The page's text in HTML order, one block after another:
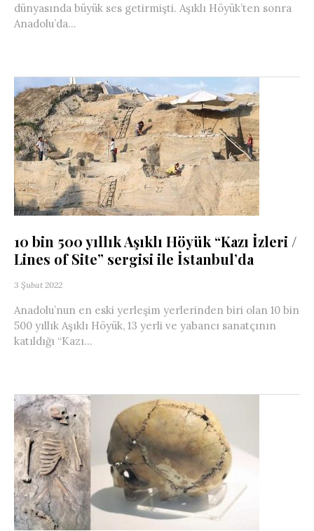
dünyasında büyük ses getirmişti. Aşıklı Höyük’ten sonra
Anadolu’da...
10 bin 500 yıllık Aşıklı Höyük “Kazı İzleri /
Lines of Site” sergisi ile İstanbul’da
3 Şubat 2022
Anadolu’nun en eski yerleşim yerlerinden biri olan 10 bin
500 yıllık Aşıklı Höyük, 13 yerli ve yabancı sanatçının
katıldığı “Kazı...